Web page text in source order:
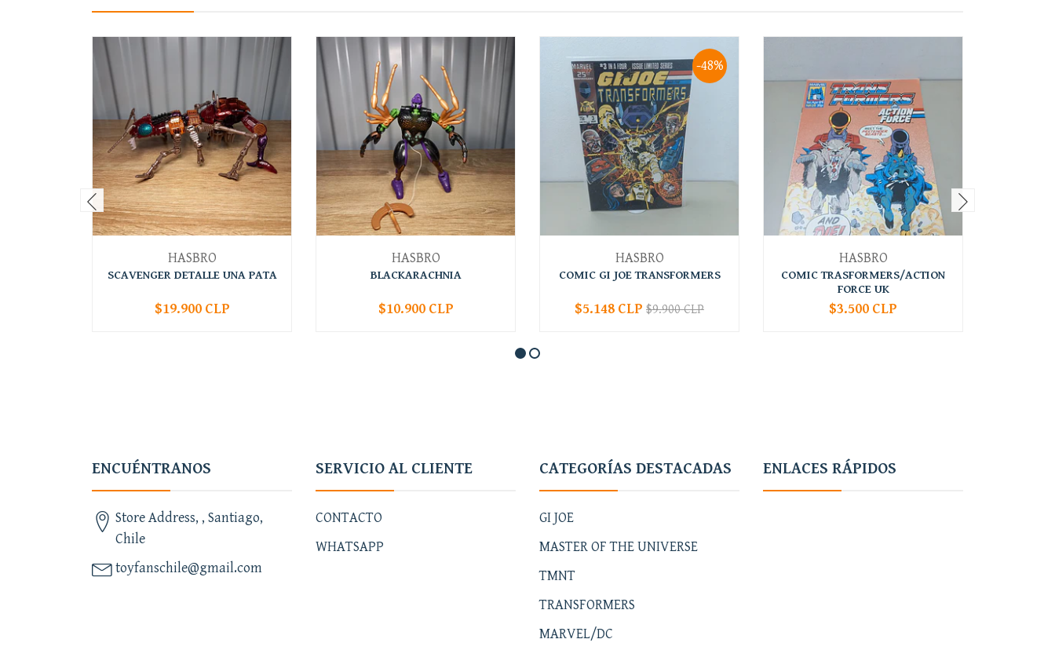
HASBRO
SCAVENGER DETALLE UNA PATA
+
$19.900 CLP
HASBRO
BLACKARACHNIA
+
$10.900 CLP
-48%
HASBRO
COMIC GI JOE TRANSFORMERS
+
$5.148 CLP $9.900 CLP
HASBRO
COMIC TRASFORMERS/ACTION
FORCE UK
+
$3.500 CLP
ENCUÉNTRANOS
Store Address, , Santiago,
Chile
toyfanschile@gmail.com
SERVICIO AL CLIENTE
CONTACTO
WHATSAPP
CATEGORÍAS DESTACADAS
GI JOE
MASTER OF THE UNIVERSE
TMNT
TRANSFORMERS
MARVEL/DC
ENLACES RÁPIDOS